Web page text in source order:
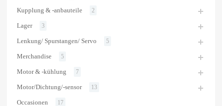
Kupplung & -anbauteile 2
Lager 3
Lenkung/ Spurstangen/ Servo 5
Merchandise 5
Motor & -kühlung 7
Motor/Dichtung/-sensor 13
Occasionen 17